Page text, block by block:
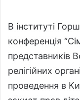
В інституті
конференція
представників
релігійних
проведення в